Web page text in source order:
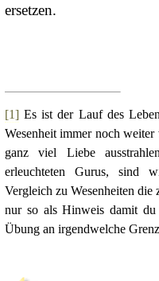
ersetzen.
[1] Es ist der Lauf des
Wesenheit immer noch
ganz viel Liebe
erleuchteten Gurus, sind
Vergleich zu Wesenheiten
nur so als Hinweis damit
Übung an irgendwelche